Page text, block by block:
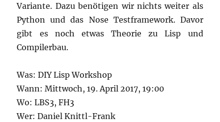
Variante. Dazu benötigen wir nichts weiter als
Python und das Nose Testframework. Davor
gibt es noch etwas Theorie zu Lisp und
Compilerbau.
Was: DIY Lisp Workshop
Wann: Mittwoch, 19. April 2017, 19:00
Wo: LBS3, FH3
Wer: Daniel Knittl-Frank